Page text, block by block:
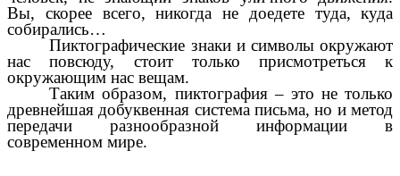
Вы, скорее всего, никогда не доедете туда, куда
собирались…
Пиктографические знаки и символы окружают
нас повсюду, стоит только присмотреться к
окружающим нас вещам.
Таким образом, пиктография – это не только
древнейшая добуквенная система письма, но и метод
передачи разнообразной информации в
современном мире.